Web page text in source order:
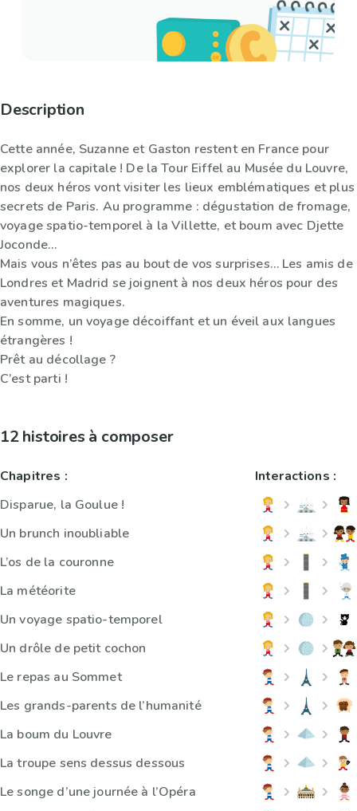
Description
Cette année, Suzanne et Gaston restent en France pour
explorer la capitale ! De la Tour Eiffel au Musée du Louvre,
nos deux héros vont visiter les lieux emblématiques et plus
secrets de Paris. Au programme : dégustation de fromage,
voyage spatio-temporel à la Villette, et boum avec Djette
Joconde...
Mais vous n’êtes pas au bout de vos surprises… Les amis de
Londres et Madrid se joignent à nos deux héros pour des
aventures magiques.
En somme, un voyage décoiffant et un éveil aux langues
étrangères !
Prêt au décollage ?
C’est parti !
12 histoires à composer
Chapitres :
Disparue, la Goulue !
Un brunch inoubliable
L’os de la couronne
La météorite
Un voyage spatio-temporel
Un drôle de petit cochon
Le repas au Sommet
Les grands-parents de l’humanité
La boum du Louvre
La troupe sens dessus dessous
Le songe d’une journée à l’Opéra
Interactions :